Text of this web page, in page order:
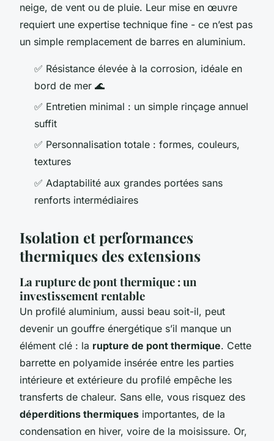
neige, de vent ou de pluie. Leur mise en œuvre
requiert une expertise technique fine - ce n’est pas
un simple remplacement de barres en aluminium.
✅ Résistance élevée à la corrosion, idéale en
bord de mer 🌊
✅ Entretien minimal : un simple rinçage annuel
suffit
✅ Personnalisation totale : formes, couleurs,
textures
✅ Adaptabilité aux grandes portées sans
renforts intermédiaires
Isolation et performances
thermiques des extensions
La rupture de pont thermique : un
investissement rentable
Un profilé aluminium, aussi beau soit-il, peut
devenir un gouffre énergétique s’il manque un
élément clé : la rupture de pont thermique. Cette
barrette en polyamide insérée entre les parties
intérieure et extérieure du profilé empêche les
transferts de chaleur. Sans elle, vous risquez des
déperditions thermiques importantes, de la
condensation en hiver, voire de la moisissure. Or,